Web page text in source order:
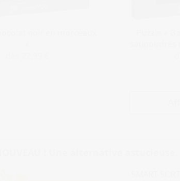
NOUVEAU ! Une alternative
SMART